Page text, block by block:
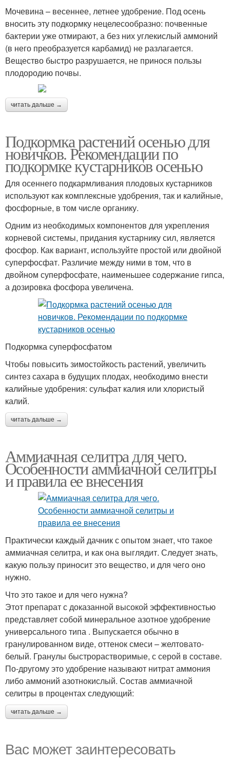
Мочевина – весеннее, летнее удобрение. Под осень
вносить эту подкормку нецелесообразно: почвенные
бактерии уже отмирают, а без них углекислый аммоний
(в него преобразуется карбамид) не разлагается.
Вещество быстро разрушается, не принося пользы
плодородию почвы.
читать дальше →
Подкормка растений осенью для
новичков. Рекомендации по
подкормке кустарников осенью
Для осеннего подкармливания плодовых кустарников
используют как комплексные удобрения, так и калийные,
фосфорные, в том числе органику.
Одним из необходимых компонентов для укрепления
корневой системы, придания кустарнику сил, является
фосфор. Как вариант, используйте простой или двойной
суперфосфат. Различие между ними в том, что в
двойном суперфосфате, наименьшее содержание гипса,
а дозировка фосфора увеличена.
Подкормка суперфосфатом
Чтобы повысить зимостойкость растений, увеличить
синтез сахара в будущих плодах, необходимо внести
калийные удобрения: сульфат калия или хлористый
калий.
читать дальше →
Аммиачная селитра для чего.
Особенности аммиачной селитры
и правила ее внесения
Практически каждый дачник с опытом знает, что такое
аммиачная селитра, и как она выглядит. Следует знать,
какую пользу приносит это вещество, и для чего оно
нужно.
Что это такое и для чего нужна?
Этот препарат с доказанной высокой эффективностью
представляет собой минеральное азотное удобрение
универсального типа . Выпускается обычно в
гранулированном виде, оттенок смеси – желтовато-
белый. Гранулы быстрорастворимые, с серой в составе.
По-другому это удобрение называют нитрат аммония
либо аммоний азотнокислый. Состав аммиачной
селитры в процентах следующий:
читать дальше →
Вас может заинтересовать